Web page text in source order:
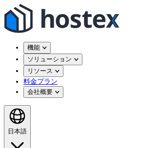
機能
ソリューション
リソース
料金プラン
会社概要
日本語